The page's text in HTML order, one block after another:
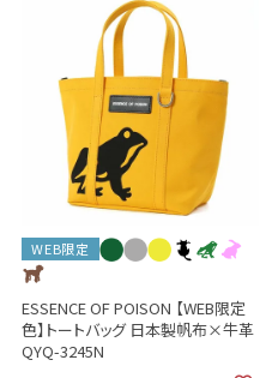
WEB限定
ESSENCE OF POISON 【WEB限定
色】トートバッグ 日本製帆布×牛革
QYQ-3245N